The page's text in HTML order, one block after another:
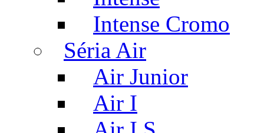
Intense Cromo
Séria Air
Air Junior
Air I